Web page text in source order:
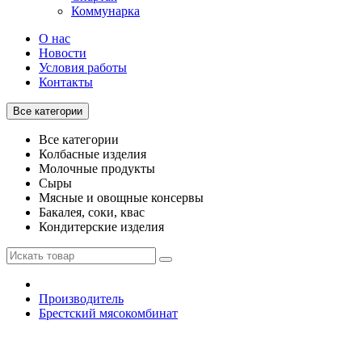
Коммунарка
О нас
Новости
Условия работы
Контакты
Все категории
Все категории
Колбасные изделия
Молочные продукты
Сыры
Мясные и овощные консервы
Бакалея, соки, квас
Кондитерские изделия
Производитель
Брестский мясокомбинат